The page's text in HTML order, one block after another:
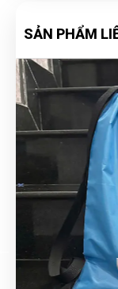
SẢN PHẨM